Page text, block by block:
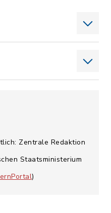
Zentrale Redaktion
Staatsministerium
)